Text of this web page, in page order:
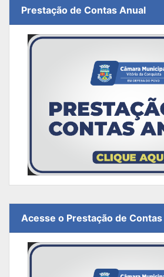
Prestação de Contas Anual
Acesse o Prestação de Contas